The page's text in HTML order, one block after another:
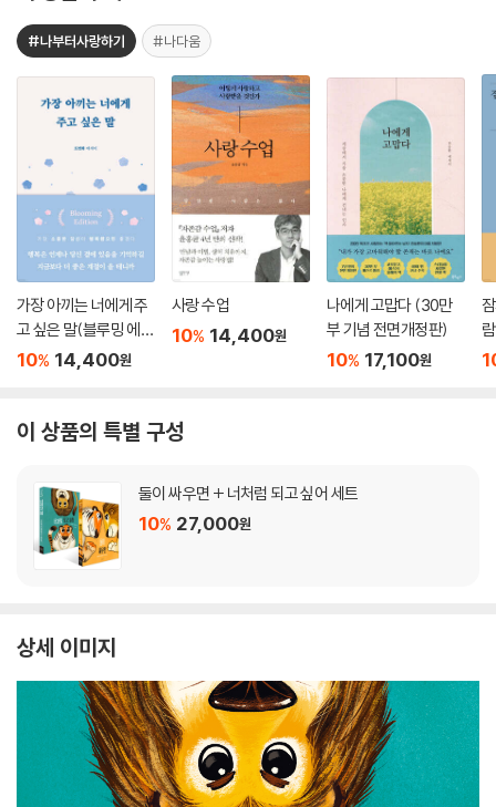
#나부터사랑하기 #나다움
가장 아끼는 너에게 주
고 싶은 말(블루밍 에디
션)
10% 14,400원
사랑 수업
10% 14,400원
나에게 고맙다 (30만
부 기념 전면개정판)
10% 17,100원
람
이 상품의 특별 구성
둘이 싸우면 + 너처럼 되고 싶어 세트
10% 27,000원
상세 이미지